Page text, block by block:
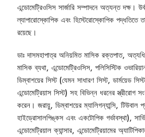
এন্ডোমেট্রিওসিস সার্জারি সম্পাদনে অত্যন্ত দক্ষ।
ল্যাপারোস্কোপিক এবং হিস্টেরোস্কোপিক পদ্ধতিতে
রয়েছে।
ডাঃ দাসমহাপাত্র অনিয়মিত মাসিক রক্তপাত,
মাসিক ব্যথা, এন্ডোমেট্রিওসিস, পলিসিস্টিক
ডিম্বাশয়ের সিস্ট (যেমন সাধারণ সিস্ট, ডার্ময়েড
এন্ডোমেট্রিয়াস সিস্ট) সহ বিভিন্ন ধরনের স্ত্রীরোগ
করেন। জরায়ু, ডিম্বাশয়ের ম্যালিগন্যান্সি, টিউবাল
হাইড্রোসালপিঙ্কস এবং একটোপিক গর্ভাবস্থা),
এন্ডোমেট্রিয়াল ক্যান্সার, এন্ডোমেট্রিয়ামের